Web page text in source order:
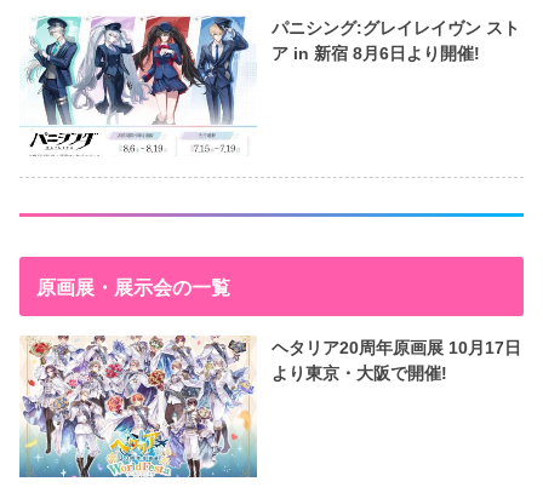
パニシング:グレイレイヴン スト
ア in 新宿 8月6日より開催!
原画展・展示会の一覧
ヘタリア20周年原画展 10月17日
より東京・大阪で開催!